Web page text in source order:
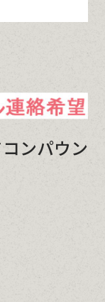
ンパウン